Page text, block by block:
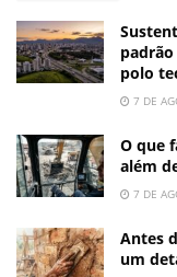
polo
7 DE
O que
além
7 DE
Antes
um